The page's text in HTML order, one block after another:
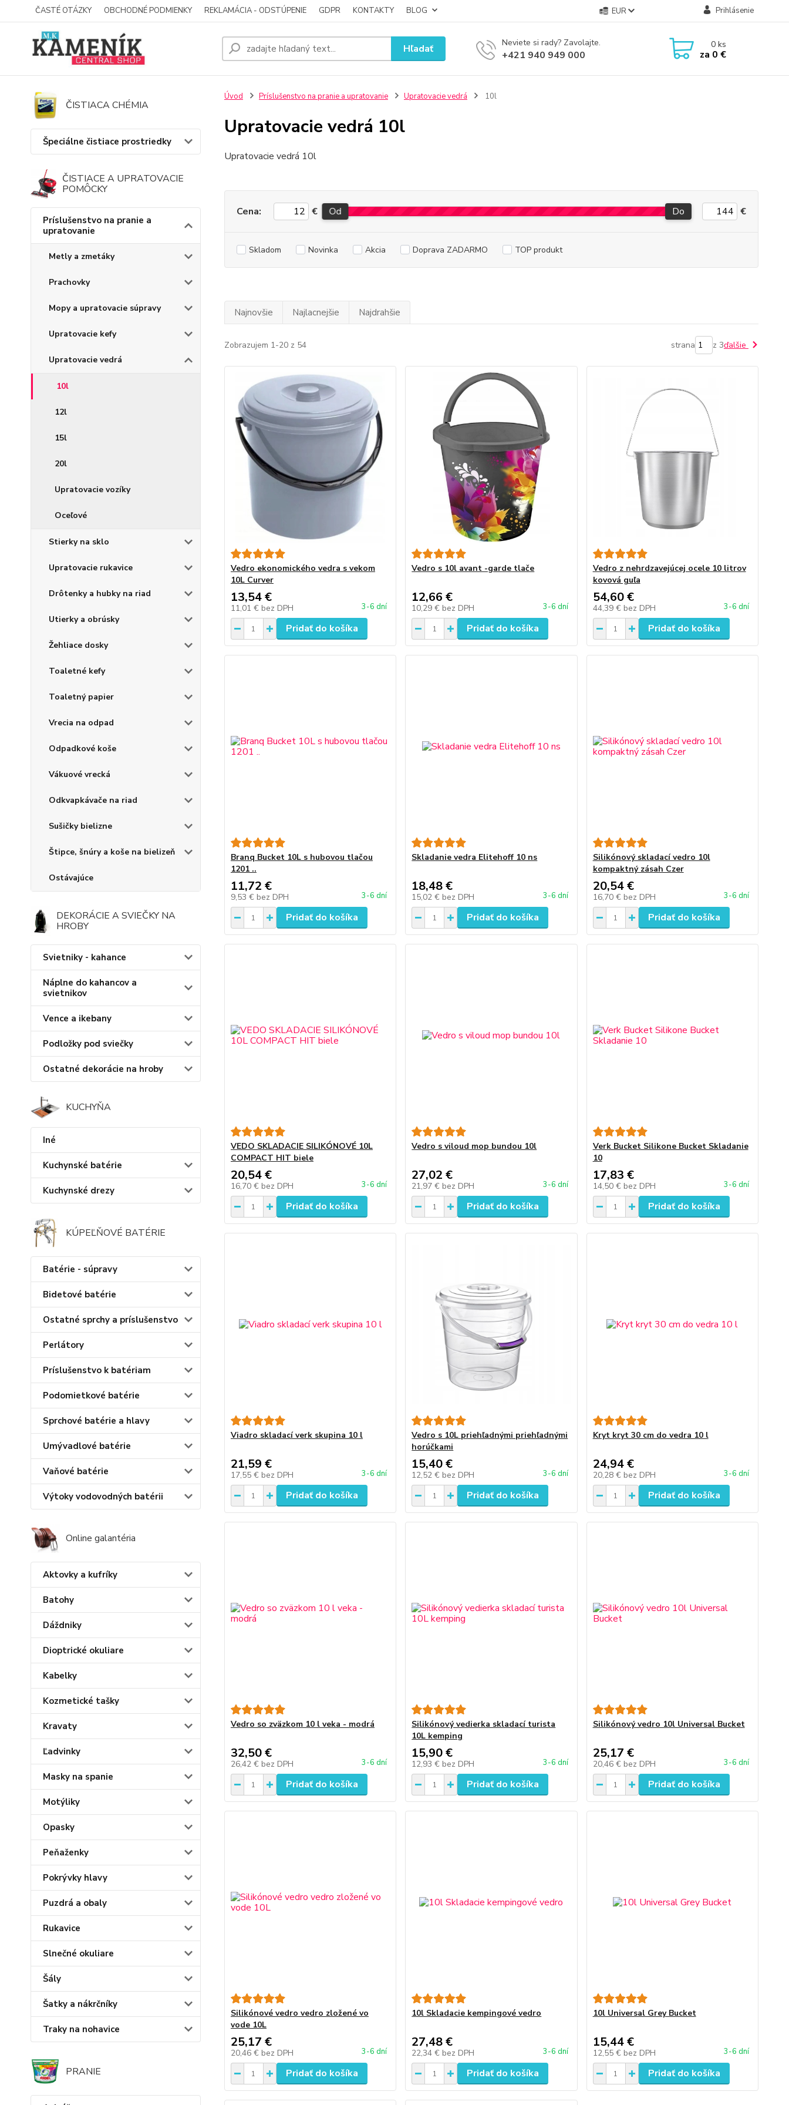
ČASTÉ OTÁZKY OBCHODNÉ PODMIENKY REKLAMÁCIA - ODSTÚPENIE GDPR KONTAKTY BLOG EUR Prihlásenie
Hľadať Neviete si rady? Zavolajte.
+421 940 949 000
0ks
za 0 €
ČISTIACA CHÉMIA
Špeciálne čistiace prostriedky
ČISTIACE A UPRATOVACIE
POMÔCKY
Príslušenstvo na pranie a
upratovanie
Metly a zmetáky
Prachovky
Mopy a upratovacie súpravy
Upratovacie kefy
Upratovacie vedrá
10l
12l
15l
20l
Upratovacie vozíky
Oceľové
Stierky na sklo
Upratovacie rukavice
Drôtenky a hubky na riad
Utierky a obrúsky
Žehliace dosky
Toaletné kefy
Toaletný papier
Vrecia na odpad
Odpadkové koše
Vákuové vrecká
Odkvapkávače na riad
Sušičky bielizne
Štipce, šnúry a koše na bielizeň
Ostávajúce
DEKORÁCIE A SVIEČKY NA
HROBY
Svietniky - kahance
Náplne do kahancov a
svietnikov
Vence a ikebany
Podložky pod sviečky
Ostatné dekorácie na hroby
KUCHYŇA
Iné
Kuchynské batérie
Kuchynské drezy
KÚPEĽŇOVÉ BATÉRIE
Batérie - súpravy
Bidetové batérie
Ostatné sprchy a príslušenstvo
Perlátory
Príslušenstvo k batériam
Podomietkové batérie
Sprchové batérie a hlavy
Umývadlové batérie
Vaňové batérie
Výtoky vodovodných batérii
Online galantéria
Aktovky a kufríky
Batohy
Dáždniky
Dioptrické okuliare
Kabelky
Kozmetické tašky
Kravaty
Ľadvinky
Masky na spanie
Motýliky
Opasky
Peňaženky
Pokrývky hlavy
Puzdrá a obaly
Rukavice
Slnečné okuliare
Šály
Šatky a nákrčníky
Traky na nohavice
PRANIE
Úvod Príslušenstvo na pranie a upratovanie Upratovacie vedrá 10l
Upratovacie vedrá 10l
Upratovacie vedrá 10l
Cena: € Od Do €
Skladom Novinka Akcia Doprava ZADARMO TOP produkt
Najnovšie Najlacnejšie Najdrahšie
Zobrazujem 1-20 z 54 strana z 3ďalšie
Vedro ekonomického vedra s vekom
10L Curver
13,54 €
11,01 € bez DPH 3-6 dní
Pridať do košíka
Vedro s 10l avant -garde tlače
12,66 €
10,29 € bez DPH 3-6 dní
Pridať do košíka
Vedro z nehrdzavejúcej ocele 10 litrov
kovová guľa
54,60 €
44,39 € bez DPH 3-6 dní
Pridať do košíka
Branq Bucket 10L s hubovou tlačou
1201 ..
11,72 €
9,53 € bez DPH 3-6 dní
Pridať do košíka
Skladanie vedra Elitehoff 10 ns
18,48 €
15,02 € bez DPH 3-6 dní
Pridať do košíka
Silikónový skladací vedro 10l
kompaktný zásah Czer
20,54 €
16,70 € bez DPH 3-6 dní
Pridať do košíka
VEDO SKLADACIE SILIKÓNOVÉ 10L
COMPACT HIT biele
20,54 €
16,70 € bez DPH 3-6 dní
Pridať do košíka
Vedro s viloud mop bundou 10l
27,02 €
21,97 € bez DPH 3-6 dní
Pridať do košíka
Verk Bucket Silikone Bucket Skladanie
10
17,83 €
14,50 € bez DPH 3-6 dní
Pridať do košíka
Viadro skladací verk skupina 10 l
21,59 €
17,55 € bez DPH 3-6 dní
Pridať do košíka
Vedro s 10L priehľadnými priehľadnými
horúčkami
15,40 €
12,52 € bez DPH 3-6 dní
Pridať do košíka
Kryt kryt 30 cm do vedra 10 l
24,94 €
20,28 € bez DPH 3-6 dní
Pridať do košíka
Vedro so zväzkom 10 l veka - modrá
32,50 €
26,42 € bez DPH 3-6 dní
Pridať do košíka
Silikónový vedierka skladací turista
10L kemping
15,90 €
12,93 € bez DPH 3-6 dní
Pridať do košíka
Silikónový vedro 10l Universal Bucket
25,17 €
20,46 € bez DPH 3-6 dní
Pridať do košíka
Silikónové vedro vedro zložené vo
vode 10L
25,17 €
20,46 € bez DPH 3-6 dní
Pridať do košíka
10l Skladacie kempingové vedro
27,48 €
22,34 € bez DPH 3-6 dní
Pridať do košíka
10l Universal Grey Bucket
15,44 €
12,55 € bez DPH 3-6 dní
Pridať do košíka